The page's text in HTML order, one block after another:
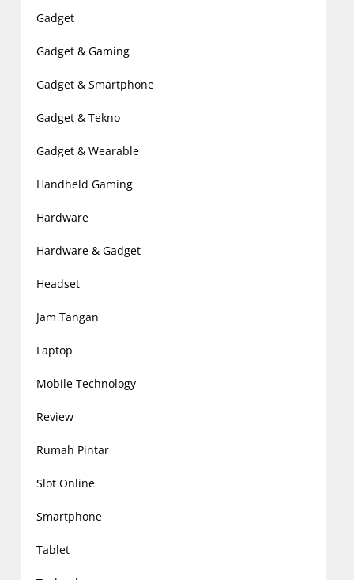
Gadget
Gadget & Gaming
Gadget & Smartphone
Gadget & Tekno
Gadget & Wearable
Handheld Gaming
Hardware
Hardware & Gadget
Headset
Jam Tangan
Laptop
Mobile Technology
Review
Rumah Pintar
Slot Online
Smartphone
Tablet